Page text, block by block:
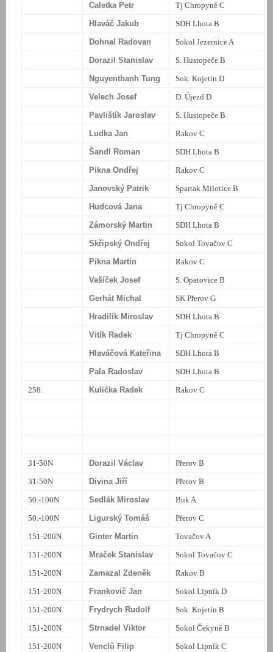
Caletka Petr
Tj Chropyně C
Hlaváč Jakub
SDH Lhota B
Dohnal Radovan
Sokol Jezernice A
Dorazil Stanislav
S. Hustopeče B
Nguyenthanh Tung
Sok. Kojetín D
Velech Josef
D. Újezd D
Pavlištík Jaroslav
S. Hustopeče B
Ludka Jan
Rakov C
Šandl Roman
SDH Lhota B
Pikna Ondřej
Rakov C
Janovský Patrik
Spartak Milotice B
Hudcová Jana
Tj Chropyně C
Zámorský Martin
SDH Lhota B
Skřipský Ondřej
Sokol Tovačov C
Pikna Martin
Rakov C
Vašíček Josef
S. Opatovice B
Gerhát Michal
SK Přerov G
Hradilík Miroslav
SDH Lhota B
Vitík Radek
Tj Chropyně C
Hlaváčová Kateřina
SDH Lhota B
Pala Radoslav
SDH Lhota B
258.
Kulička Radek Rakov C
31-50N Dorazil Václav
Přerov B
31-50N
Divina Jiří
Přerov B
50.-100N
Sedlák Miroslav
Buk A
50.-100N
Ligurský Tomáš
Přerov C
151-200N
Ginter Martin
Tovačov A
151-200N
Mraček Stanislav
Sokol Tovačov C
151-200N
Zamazal Zdeněk
Rakov B
151-200N
Frankovič Jan
Sokol Lipník D
151-200N
Frydrych Rudolf
Sok. Kojetín B
151-200N
Strnadel Viktor
Sokol Čekyně B
151-200N
Venclů Filip
Sokol Lipník C